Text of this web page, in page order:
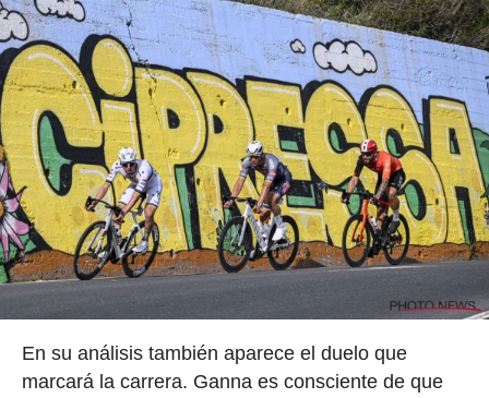
En su análisis también aparece el duelo que
marcará la carrera. Ganna es consciente de que